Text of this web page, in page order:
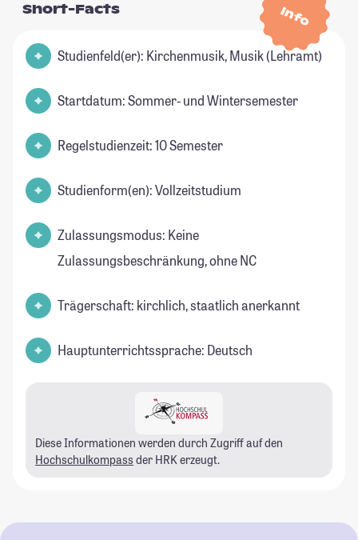
Info
Short-Facts
Studienfeld(er): Kirchenmusik, Musik (Lehramt)
Startdatum: Sommer- und Wintersemester
Regelstudienzeit: 10 Semester
Studienform(en): Vollzeitstudium
Zulassungsmodus: Keine
Zulassungsbeschränkung, ohne NC
Trägerschaft: kirchlich, staatlich anerkannt
Hauptunterrichtssprache: Deutsch
Diese Informationen werden durch Zugriff auf den
Hochschulkompass der HRK erzeugt.